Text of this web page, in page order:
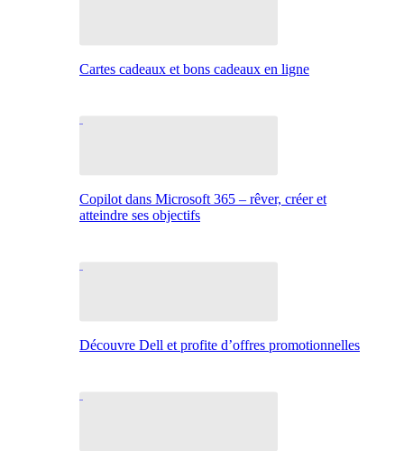
Cartes cadeaux et bons cadeaux en ligne
Copilot dans Microsoft 365 – rêver, créer et
atteindre ses objectifs
Découvre Dell et profite d’offres promotionnelles